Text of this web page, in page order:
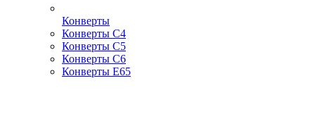
Конверты
Конверты С4
Конверты С5
Конверты С6
Конверты Е65